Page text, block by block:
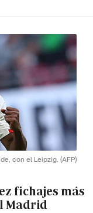
con el Leipzig. (AFP)
fichajes más
Madrid